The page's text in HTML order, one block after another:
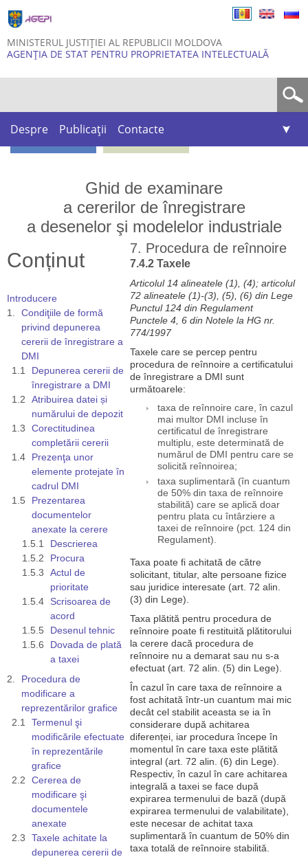
content
MINISTERUL JUSTIȚIEI AL REPUBLICII MOLDOVA
AGENȚIA DE STAT PENTRU PROPRIETATEA INTELECTUALĂ
Despre Publicații Contacte
Ghid de examinare
a cererilor de înregistrare
a desenelor şi modelelor industriale
Conținut
Introducere
Condiţiile de formă
privind depunerea
cererii de înregistrare a
DMI
Depunerea cererii de
înregistrare a DMI
Atribuirea datei și
numărului de depozit
Corectitudinea
completării cererii
Prezenţa unor
elemente protejate în
cadrul DMI
Prezentarea
documentelor
anexate la cerere
Descrierea
Procura
Actul de
prioritate
Scrisoarea de
acord
Desenul tehnic
Dovada de plată
a taxei
Procedura de
modificare a
reprezentărilor grafice
Termenul şi
modificările efectuate
în reprezentările
grafice
Cererea de
modificare şi
documentele
anexate
Taxele achitate la
depunerea cererii de
7. Procedura de reînnoire
7.4.2 Taxele
Articolul 14 alineatele (1), (4); articolul
72 alineatele (1)-(3), (5), (6) din Lege
Punctul 124 din Regulament
Punctele 4, 6 din Notele la HG nr.
774/1997
Taxele care se percep pentru
procedura de reînnoire a certificatului
de înregistrare a DMI sunt
următoarele:
taxa de reînnoire care, în cazul
mai multor DMI incluse în
certificatul de înregistrare
multiplu, este determinată de
numărul de DMI pentru care se
solicită reînnoirea;
taxa suplimentară (în cuantum
de 50% din taxa de reînnoire
stabilită) care se aplică doar
pentru plata cu întârziere a
taxei de reînnoire (pct. 124 din
Regulament).
Taxa poate fi achitată de către
solicitant, titular, alte persoane fizice
sau juridice interesate (art. 72 alin.
(3) din Lege).
Taxa plătită pentru procedura de
reînnoire poate fi restituită plătitorului
la cerere dacă procedura de
reînnoire nu a demarat sau nu s-a
efectuat (art. 72 alin. (5) din Lege).
În cazul în care taxa de reînnoire a
fost achitată într-un cuantum mai mic
decât cel stabilit aceasta se ia în
considerare după achitarea
diferenței, iar procedura începe în
momentul în care taxa este plătită
integral (art. 72 alin. (6) din Lege).
Respectiv, în cazul în care achitarea
integrală a taxei se face după
expirarea termenului de bază (după
expirarea termenului de valabilitate),
este necesar de achitat taxa
suplimentară în cuantum de 50% din
taxa totală de reînnoire stabilită.